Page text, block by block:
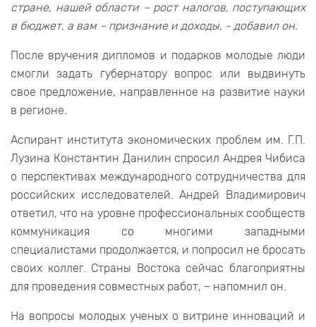
стране, нашей области – рост налогов, поступающих
в бюджет, а вам – признание и доходы, - добавил он.
После вручения дипломов и подарков молодые люди
смогли задать губернатору вопрос или выдвинуть
свое предложение, направленное на развитие науки
в регионе.
Аспирант института экономических проблем им. Г.П.
Лузина Константин Данилин спросил Андрея Чибиса
о перспективах международного сотрудничества для
российских исследователей. Андрей Владимирович
ответил, что на уровне профессиональных сообществ
коммуникация со многими западными
специалистами продолжается, и попросил не бросать
своих коллег. Страны Востока сейчас благоприятны
для проведения совместных работ, – напомнил он.
На вопросы молодых ученых о витрине инноваций и